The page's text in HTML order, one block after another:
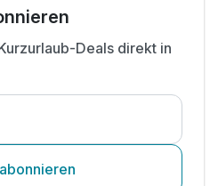
vom Hoteleingang)
Deals direkt in